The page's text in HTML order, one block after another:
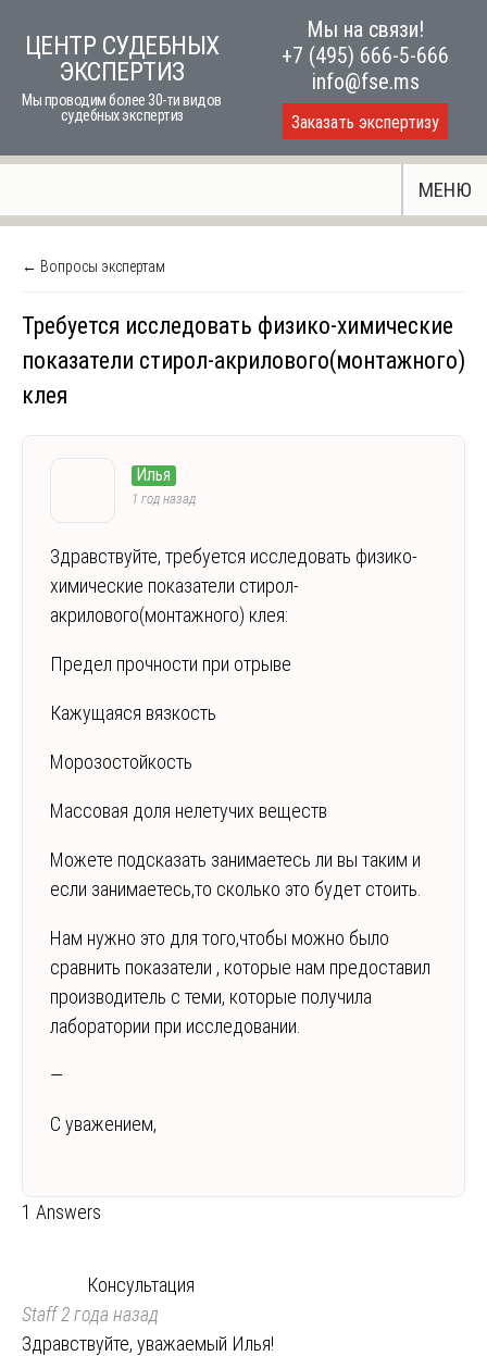
ЦЕНТР СУДЕБНЫХ
ЭКСПЕРТИЗ
Мы проводим более 30-ти видов
судебных экспертиз
Мы на связи!
+7 (495) 666-5-666
info@fse.ms
Заказать экспертизу
МЕНЮ
← Вопросы экспертам
Требуется исследовать физико-химические
показатели стирол-акрилового(монтажного)
клея
Илья
1 год назад
Здравствуйте, требуется исследовать физико-
химические показатели стирол-
акрилового(монтажного) клея:
Предел прочности при отрыве
Кажущаяся вязкость
Морозостойкость
Массовая доля нелетучих веществ
Можете подсказать занимаетесь ли вы таким и
если занимаетесь,то сколько это будет стоить.
Нам нужно это для того,чтобы можно было
сравнить показатели , которые нам предоставил
производитель с теми, которые получила
лаборатории при исследовании.
—
С уважением,
1 Answers
Консультация
Staff2 года назад
Здравствуйте, уважаемый Илья!